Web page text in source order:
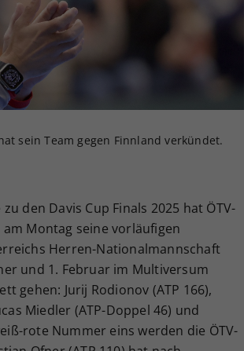
sein Team gegen Finnland verkündet.
den Davis Cup Finals 2025 hat ÖTV-
Montag seine vorläufigen
Herren-Nationalmannschaft
und 1. Februar im Multiversum
gehen: Jurij Rodionov (ATP 166),
Miedler (ATP-Doppel 46) und
rote Nummer eins werden die ÖTV-
Ihrer vorgenommen Einstellungen, falls der
Webseiten-Betreiber dies eingestellt hat.